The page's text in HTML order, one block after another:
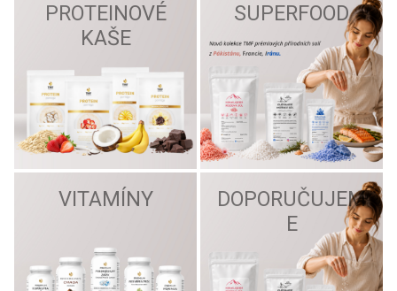
PROTEINOVÉ
KAŠE
SUPERFOOD
VITAMÍNY
DOPORUČUJEM
E